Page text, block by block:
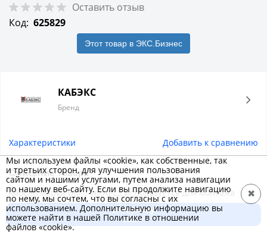
Оставить отзыв
Код: 625829
Этот товар в ЭКС.Бизнес
КАБЭКС
Бренд
Характеристики Добавить к сравнению
Описание товара
Кабель марки ВВГ-Пнг(А)-LS используется для монтажа
электропроводки в жилых, общественных и
производственных помещениях. Монтаж кабеля возможен
В корзину
152 ₽
Мы используем файлы «cookie», как собственные, так
и третьих сторон, для улучшения пользования
сайтом и нашими услугами, путем анализа навигации
по нашему веб-сайту. Если вы продолжите навигацию
по нему, мы сочтем, что вы согласны с их
использованием. Дополнительную информацию вы
можете найти в нашей Политике в отношении
файлов «cookie».
✖